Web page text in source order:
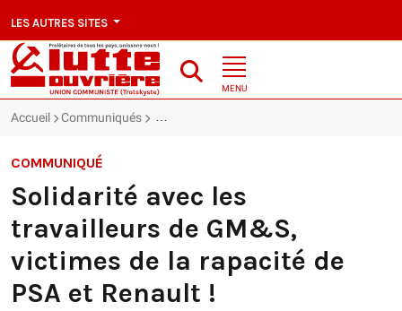
LES AUTRES SITES
MENU
Accueil Communiqués Solidarité avec les travailleurs de GM&S,
COMMUNIQUÉ
Solidarité avec les
travailleurs de GM&S,
victimes de la rapacité de
PSA et Renault !